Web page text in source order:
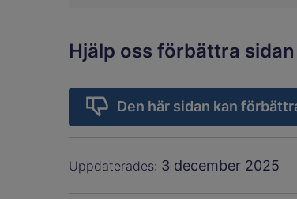
Hjälp oss förbättra sidan
Den här sidan kan
Uppdaterades: 3 december 2025